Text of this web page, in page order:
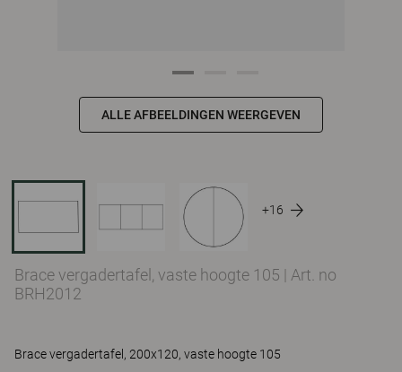
ALLE AFBEELDINGEN WEERGEVEN
+16
Brace vergadertafel, vaste hoogte 105 | Art. no
BRH2012
Brace vergadertafel, 200x120, vaste hoogte 105